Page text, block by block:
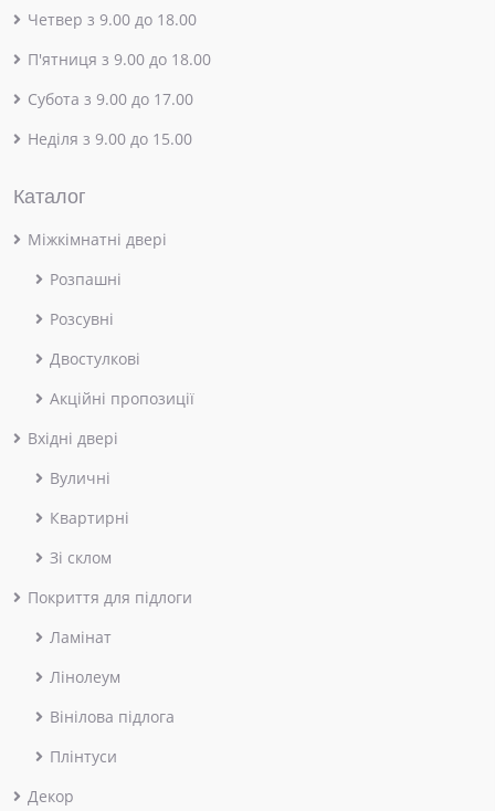
Четвер з 9.00 до 18.00
П'ятниця з 9.00 до 18.00
Субота з 9.00 до 17.00
Неділя з 9.00 до 15.00
Каталог
Міжкімнатні двері
Розпашні
Розсувні
Двостулкові
Акційні пропозиції
Вхідні двері
Вуличні
Квартирні
Зі склом
Покриття для підлоги
Ламінат
Лінолеум
Вінілова підлога
Плінтуси
Декор